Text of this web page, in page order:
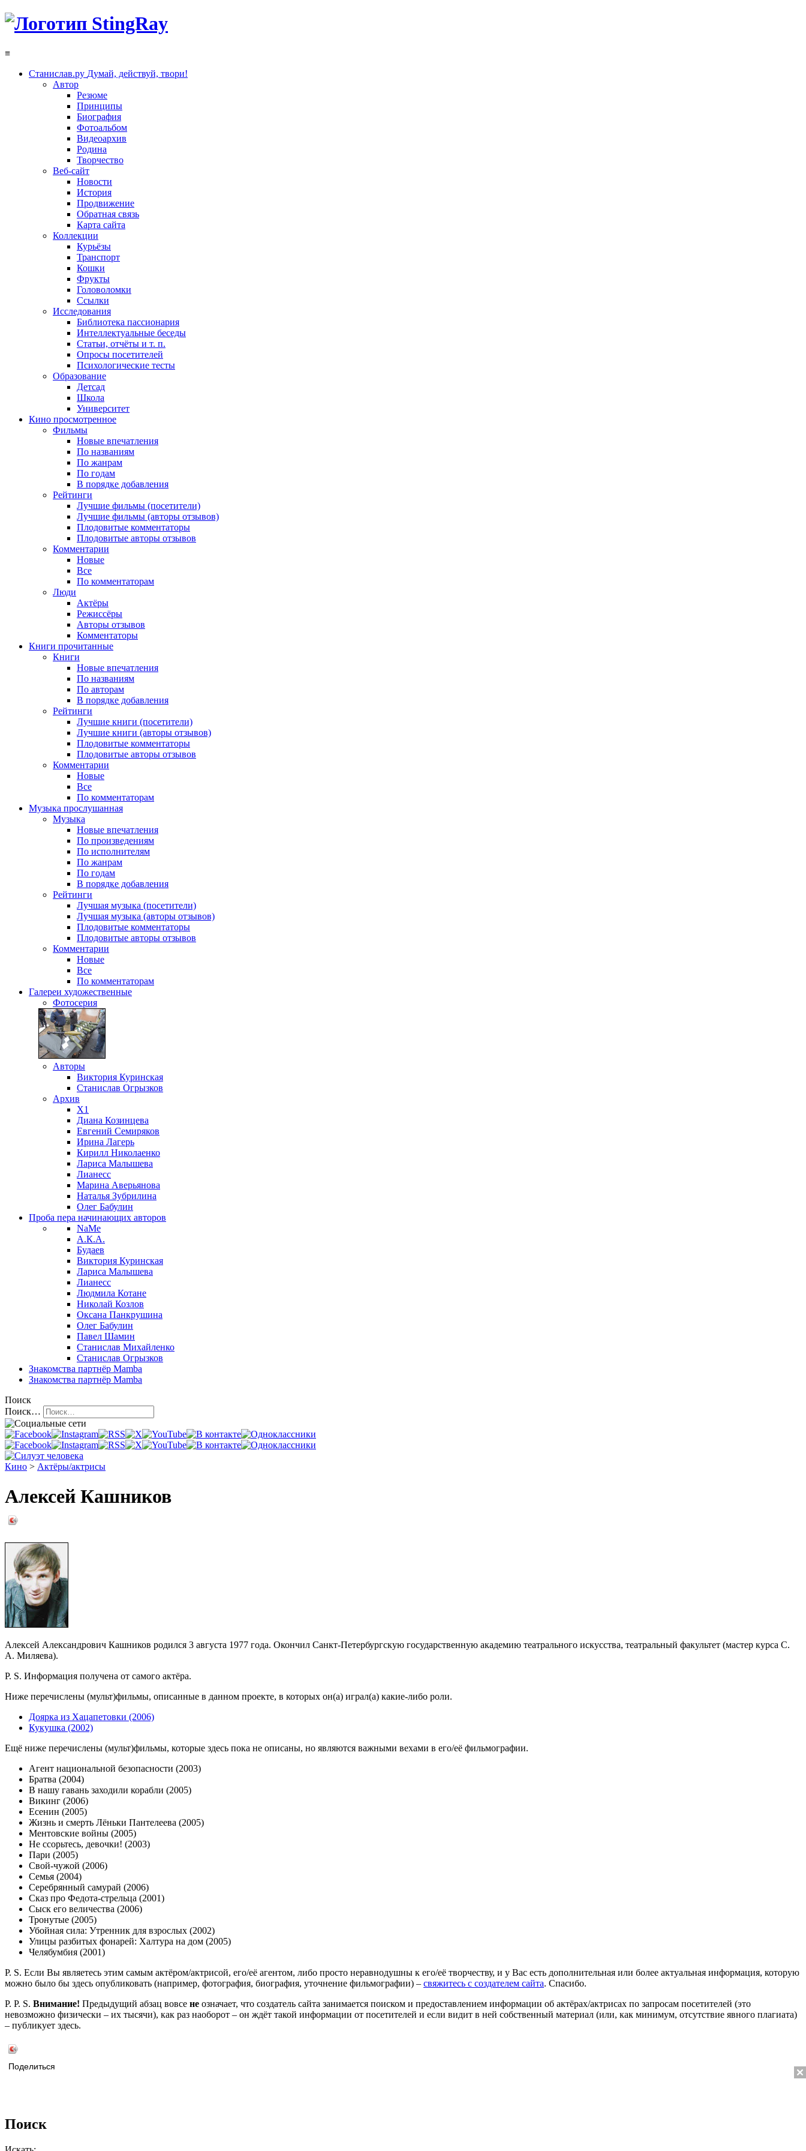
≡
Станислав.ру Думай, действуй, твори!
Автор
Резюме
Принципы
Биография
Фотоальбом
Видеоархив
Родина
Творчество
Веб-сайт
Новости
История
Продвижение
Обратная связь
Карта сайта
Коллекции
Курьёзы
Транспорт
Кошки
Фрукты
Головоломки
Ссылки
Исследования
Библиотека пассионария
Интеллектуальные беседы
Статьи, отчёты и т. п.
Опросы посетителей
Психологические тесты
Образование
Детсад
Школа
Университет
Кино просмотренное
Фильмы
Новые впечатления
По названиям
По жанрам
По годам
В порядке добавления
Рейтинги
Лучшие фильмы (посетители)
Лучшие фильмы (авторы отзывов)
Плодовитые комментаторы
Плодовитые авторы отзывов
Комментарии
Новые
Все
По комментаторам
Люди
Актёры
Режиссёры
Авторы отзывов
Комментаторы
Книги прочитанные
Книги
Новые впечатления
По названиям
По авторам
В порядке добавления
Рейтинги
Лучшие книги (посетители)
Лучшие книги (авторы отзывов)
Плодовитые комментаторы
Плодовитые авторы отзывов
Комментарии
Новые
Все
По комментаторам
Музыка прослушанная
Музыка
Новые впечатления
По произведениям
По исполнителям
По жанрам
По годам
В порядке добавления
Рейтинги
Лучшая музыка (посетители)
Лучшая музыка (авторы отзывов)
Плодовитые комментаторы
Плодовитые авторы отзывов
Комментарии
Новые
Все
По комментаторам
Галереи художественные
Фотосерия
Авторы
Виктория Куринская
Станислав Огрызков
Архив
X1
Диана Козинцева
Евгений Семиряков
Ирина Лагерь
Кирилл Николаенко
Лариса Малышева
Лианесс
Марина Аверьянова
Наталья Зубрилина
Олег Бабулин
Проба пера начинающих авторов
NaMe
А.К.А.
Будаев
Виктория Куринская
Лариса Малышева
Лианесс
Людмила Котане
Николай Козлов
Оксана Панкрушина
Олег Бабулин
Павел Шамин
Станислав Михайленко
Станислав Огрызков
Знакомства партнёр Mamba
Знакомства партнёр Mamba
Поиск
Поиск…
Кино > Актёры/актрисы
Алексей Кашников
Алексей Александрович Кашников родился 3 августа 1977 года. Окончил Санкт-Петербургскую государственную академию театрального искусства, театральный факультет (мастер курса С.
А. Миляева).
P. S. Информация получена от самого актёра.
Ниже перечислены (мульт)фильмы, описанные в данном проекте, в которых он(а) играл(а) какие-либо роли.
Доярка из Хацапетовки (2006)
Кукушка (2002)
Ещё ниже перечислены (мульт)фильмы, которые здесь пока не описаны, но являются важными вехами в его/её фильмографии.
Агент национальной безопасности (2003)
Братва (2004)
В нашу гавань заходили корабли (2005)
Викинг (2006)
Есенин (2005)
Жизнь и смерть Лёньки Пантелеева (2005)
Ментовские войны (2005)
Не ссорьтесь, девочки! (2003)
Пари (2005)
Свой-чужой (2006)
Семья (2004)
Серебрянный самурай (2006)
Сказ про Федота-стрельца (2001)
Сыск его величества (2006)
Тронутые (2005)
Убойная сила: Утренник для взрослых (2002)
Улицы разбитых фонарей: Халтура на дом (2005)
Челябумбия (2001)
P. S. Если Вы являетесь этим самым актёром/актрисой, его/её агентом, либо просто неравнодушны к его/её творчеству, и у Вас есть дополнительная или более актуальная информация, которую
можно было бы здесь опубликовать (например, фотография, биография, уточнение фильмографии) – свяжитесь с создателем сайта. Спасибо.
P. P. S. Внимание! Предыдущий абзац вовсе не означает, что создатель сайта занимается поиском и предоставлением информации об актёрах/актрисах по запросам посетителей (это
невозможно физически – их тысячи), как раз наоборот – он ждёт такой информации от посетителей и если видит в ней собственный материал (или, как минимум, отсутствие явного плагиата)
– публикует здесь.
Поделиться
Поиск